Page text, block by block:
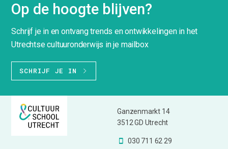
Op de hoogte blijven?
Schrijf je in en ontvang trends en ontwikkelingen in het
Utrechtse cultuuronderwijs in je mailbox
SCHRIJF JE IN
Ganzenmarkt 14
3512 GD Utrecht
030 711 62 29